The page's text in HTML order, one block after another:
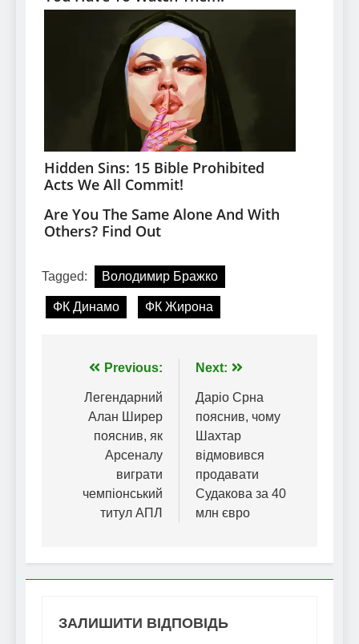
Tagged: Володимир Бражко
ФК Динамо ФК Жирона
Навігація
записів
Previous:
Легендарний
Алан Ширер
пояснив, як
Арсеналу
виграти
чемпіонський
титул АПЛ
Next:
Даріо Срна
пояснив, чому
Шахтар
відмовився
продавати
Судакова за 40
млн євро
ЗАЛИШИТИ ВІДПОВІДЬ